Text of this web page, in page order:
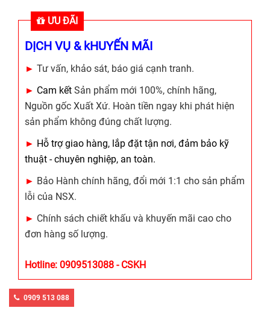
ƯU ĐÃI
DỊCH VỤ & kHUYẾN MÃI
► Tư vấn, khảo sát, báo giá cạnh tranh.
► Cam kết Sản phẩm mới 100%, chính hãng,
Nguồn gốc Xuất Xứ. Hoàn tiền ngay khi phát hiện
sản phẩm không đúng chất lượng.
► Hỗ trợ giao hàng, lắp đặt tận nơi, đảm bảo kỹ
thuật - chuyên nghiệp, an toàn.
► Bảo Hành chính hãng, đổi mới 1:1 cho sản phẩm
lỗi của NSX.
► Chính sách chiết khấu và khuyến mãi cao cho
đơn hàng số lượng.
Hotline: 0909513088 - CSKH
0909 513 088